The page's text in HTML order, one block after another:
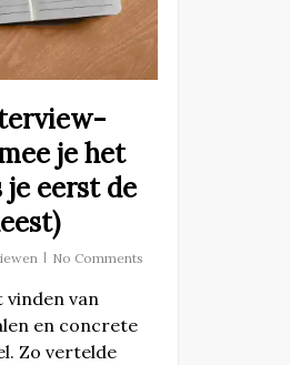
je het
je eerst de
No Comments
vinden van
en concrete
Zo vertelde